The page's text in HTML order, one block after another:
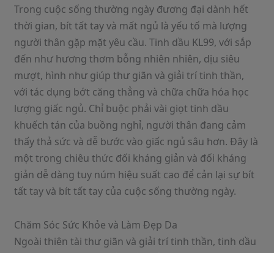
Trong cuộc sống thường ngày đương đại dành hết
thời gian, bít tất tay và mất ngủ là yếu tố mà lượng
người thân gặp mặt yêu cầu. Tinh dầu KL99, với sắp
đến như hương thơm bỗng nhiên nhiên, dịu siêu
mượt, hình như giúp thư giãn và giải trí tinh thần,
với tác dụng bớt căng thẳng và chữa chữa hóa học
lượng giấc ngủ. Chỉ buộc phải vài giọt tinh dầu
khuếch tán của buồng nghỉ, người thân đang cảm
thấy thả sức và dễ bước vào giấc ngủ sâu hơn. Đây là
một trong chiêu thức đối kháng giản và đối kháng
giản dễ dàng tuy núm hiệu suất cao để cản lại sự bít
tất tay và bít tất tay của cuộc sống thường ngày.
Chăm Sóc Sức Khỏe và Làm Đẹp Da
Ngoài thiên tài thư giãn và giải trí tinh thần, tinh dầu